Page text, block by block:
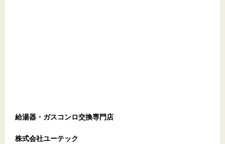
給湯器・ガスコンロ交換専門店
株式会社ユーテック